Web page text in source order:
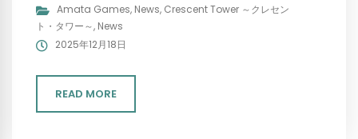
Amata Games, News, Crescent Tower ～クレセン
ト・タワー～, News
2025年12月18日
READ MORE